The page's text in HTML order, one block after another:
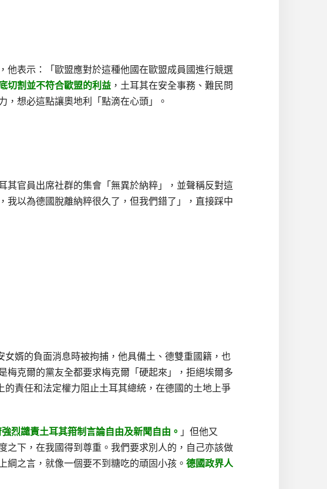
他表示：「歐盟應對於這種他國在歐盟成員國進行競選
切割並不符合歐盟的利益 ，土耳其在安全事務、難民問
想必這點讓奧地利「點滴在心頭」。
其官員出席社群的集會「無異於納粹」，並聲稱反對這
以為德國脫離納粹很久了，但我們錯了」，直接踩中
婿的負面消息時被拘捕，他具備土、德雙重國籍，也
克爾的黨友全都要求梅克爾「硬起來」，拒絕埃爾多
的責任和法定權力阻止土耳其總統，在德國的土地上爭
烈譴責土耳其箝制言論自由及新聞自由。 」但他又
之下，在我國得到尊重。我們要求別人的，自己亦該做
之言，就像一個要不到糖吃的頑固小孩。 德國政界人